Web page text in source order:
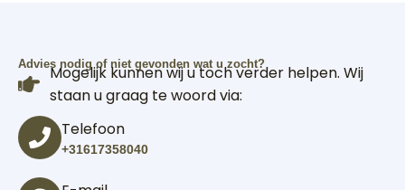
Advies nodig of niet gevonden wat u zocht?
Mogelijk kunnen wij u toch verder helpen. Wij
staan u graag te woord via:
Telefoon
+31617358040